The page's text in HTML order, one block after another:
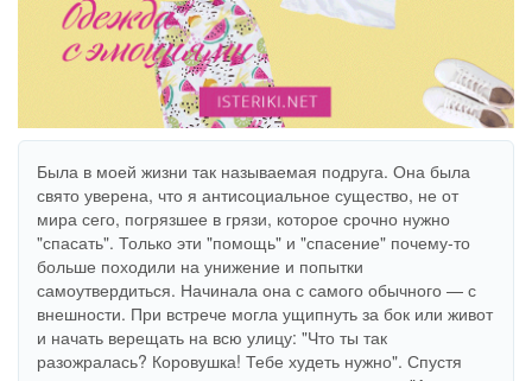
Была в моей жизни так называемая подруга. Она была
свято уверена, что я антисоциальное существо, не от
мира сего, погрязшее в грязи, которое срочно нужно
"спасать". Только эти "помощь" и "спасение" почему-то
больше походили на унижение и попытки
самоутвердиться. Начинала она с самого обычного — с
внешности. При встрече могла ущипнуть за бок или живот
и начать верещать на всю улицу: "Что ты так
разожралась? Коровушка! Тебе худеть нужно". Спустя